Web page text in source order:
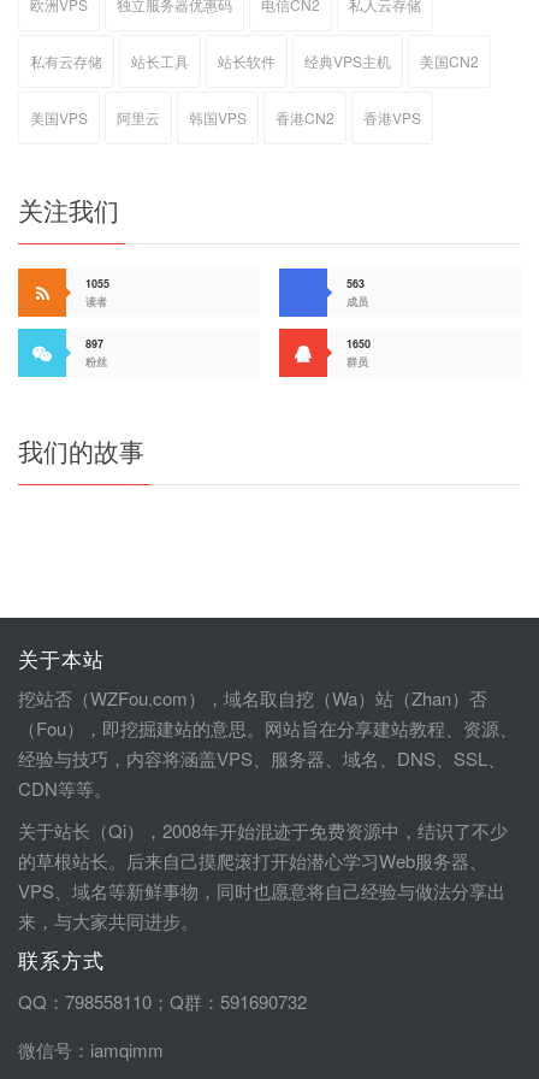
欧洲VPS 独立服务器优惠码 电信CN2 私人云存储
私有云存储 站长工具 站长软件 经典VPS主机 美国CN2
美国VPS 阿里云 韩国VPS 香港CN2 香港VPS
关注我们
1055
读者
563
成员
897
粉丝
1650
群员
我们的故事
关于本站
挖站否（WZFou.com），域名取自挖（Wa）站（Zhan）否
（Fou），即挖掘建站的意思。网站旨在分享建站教程、资源、
经验与技巧，内容将涵盖VPS、服务器、域名、DNS、SSL、
CDN等等。
关于站长（Qi），2008年开始混迹于免费资源中，结识了不少
的草根站长。后来自己摸爬滚打开始潜心学习Web服务器、
VPS、域名等新鲜事物，同时也愿意将自己经验与做法分享出
来，与大家共同进步。
联系方式
QQ：798558110；Q群：591690732
微信号：iamqimm